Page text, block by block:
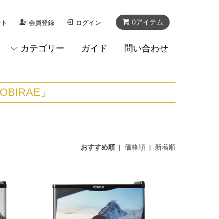
0アイテム
会員登録 ログイン
カテゴリー ガイド 問い合わせ
」
おすすめ順 | 価格順 | 新着順